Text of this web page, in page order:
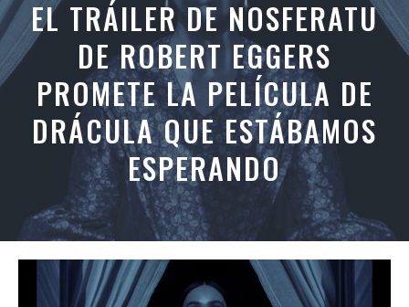
EL TRÁILER DE NOSFERATU
DE ROBERT EGGERS
PROMETE LA PELÍCULA DE
DRÁCULA QUE ESTÁBAMOS
ESPERANDO